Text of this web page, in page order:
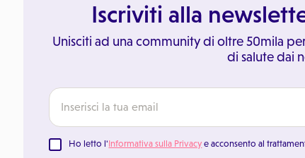
Iscriviti alla
Unisciti ad una community di oltre 50mila
di salute dai
Ho letto l'Informativa sulla Privacy e acconsento al